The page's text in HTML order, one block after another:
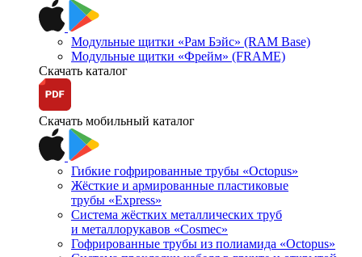
Модульные щитки «Рам Бэйс» (RAM Base)
Модульные щитки «Фрейм» (FRAME)
Скачать каталог
Скачать мобильный каталог
Гибкие гофрированные трубы «Octopus»
Жёсткие и армированные пластиковые
трубы «Express»
Система жёстких металлических труб
и металлорукавов «Cosmec»
Гофрированные трубы из полиамида «Octopus»